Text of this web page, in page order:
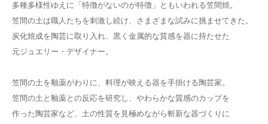
多種多様性ゆえに「特徴がないのが特徴」ともいわれる笠間焼。
笠間の土は職人たちを刺激し続け、さまざまな試みに挑ませてきた。
炭化焼成を陶芸に取り入れ、黒く金属的な質感を器に持たせた
元ジュエリー・デザイナー。
笠間の土を釉薬がわりに、料理が映える器を手掛ける陶芸家。
笠間の土と釉薬との反応を研究し、やわらかな質感のカップを
作った陶芸家など、土の性質を見極めながら斬新な器づくりに